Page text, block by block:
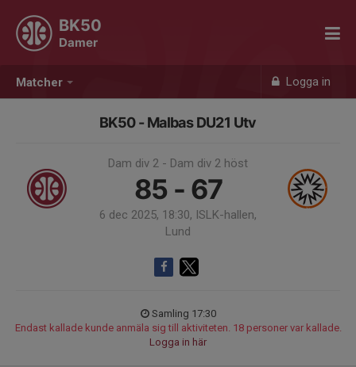
Matcher Logga in
BK50
Damer
BK50 - Malbas DU21 Utv
Dam div 2 - Dam div 2 höst
85 - 67
6 dec 2025, 18:30, ISLK-hallen,
Lund
Samling 17:30
Endast kallade kunde anmäla sig till aktiviteten. 18 personer var kallade.
Logga in här